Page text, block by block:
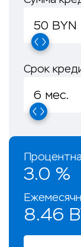
Срок
3.0 %
8.46